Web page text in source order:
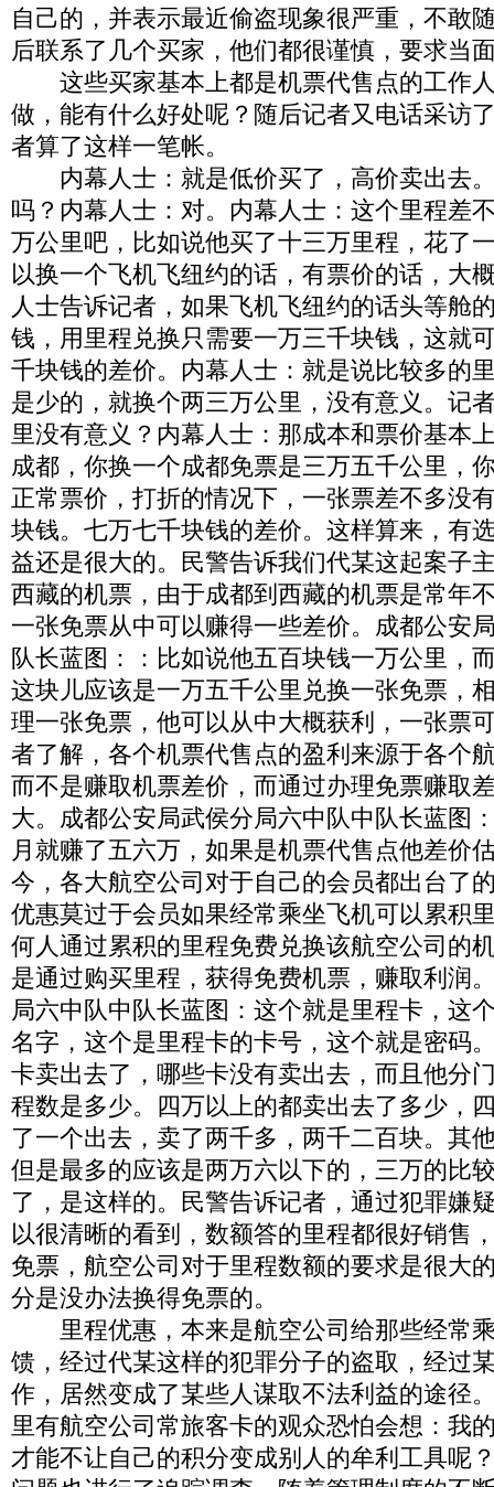
自己的，并表示最近偷盗现象很严重，不敢
后联系了几个买家，他们都很谨慎，要求当
这些买家基本上都是机票代售点的工作
做，能有什么好处呢？随后记者又电话采访
者算了这样一笔帐。
内幕人士：就是低价买了，高价卖出去
吗？内幕人士：对。内幕人士：这个里程差
万公里吧，比如说他买了十三万里程，花了
以换一个飞机飞纽约的话，有票价的话，大
人士告诉记者，如果飞机飞纽约的话头等舱
钱，用里程兑换只需要一万三千块钱，这就
千块钱的差价。内幕人士：就是说比较多的
是少的，就换个两三万公里，没有意义。记
里没有意义？内幕人士：那成本和票价基本
成都，你换一个成都免票是三万五千公里，
正常票价，打折的情况下，一张票差不多没
块钱。七万七千块钱的差价。这样算来，有
益还是很大的。民警告诉我们代某这起案子
西藏的机票，由于成都到西藏的机票是常年
一张免票从中可以赚得一些差价。成都公安
队长蓝图：：比如说他五百块钱一万公里，
这块儿应该是一万五千公里兑换一张免票，
理一张免票，他可以从中大概获利，一张票
者了解，各个机票代售点的盈利来源于各个
而不是赚取机票差价，而通过办理免票赚取
大。成都公安局武侯分局六中队中队长蓝图
月就赚了五六万，如果是机票代售点他差价
今，各大航空公司对于自己的会员都出台了
优惠莫过于会员如果经常乘坐飞机可以累积
何人通过累积的里程免费兑换该航空公司的
是通过购买里程，获得免费机票，赚取利润
局六中队中队长蓝图：这个就是里程卡，这
名字，这个是里程卡的卡号，这个就是密码
卡卖出去了，哪些卡没有卖出去，而且他分
程数是多少。四万以上的都卖出去了多少，
了一个出去，卖了两千多，两千二百块。其
但是最多的应该是两万六以下的，三万的比
了，是这样的。民警告诉记者，通过犯罪嫌
以很清晰的看到，数额答的里程都很好销售
免票，航空公司对于里程数额的要求是很大
分是没办法换得免票的。
里程优惠，本来是航空公司给那些经常
馈，经过代某这样的犯罪分子的盗取，经过
作，居然变成了某些人谋取不法利益的途径
里有航空公司常旅客卡的观众恐怕会想：我
才能不让自己的积分变成别人的牟利工具呢